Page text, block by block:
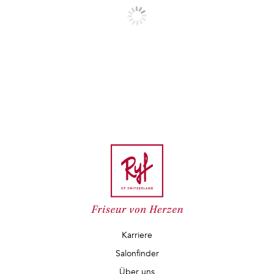
Karriere
Salonfinder
Über uns